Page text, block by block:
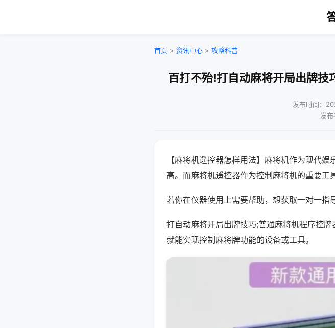
首页 > 资讯中心 > 攻略科普
百打不殆!打自动麻将开局出牌
发布时间：
发
【麻将机遥控器怎样用法】麻将机作为现代
高。而麻将机遥控器作为控制麻将机的重要工
若你在仪器使用上需要帮助，想获取一对一指
打自动麻将开局出牌技巧;普通麻将机程序控
就能实现控制麻将牌功能的设备或工具。